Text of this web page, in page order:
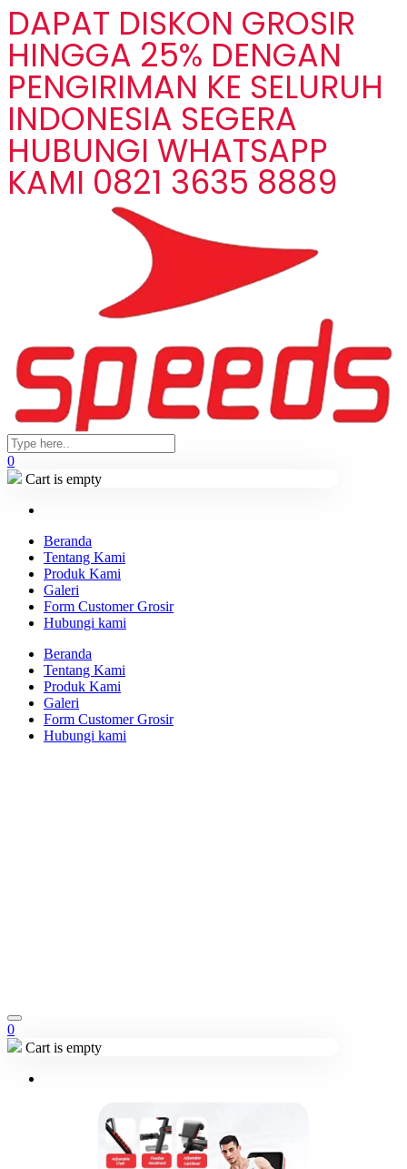
DAPAT DISKON GROSIR
HINGGA 25% DENGAN
PENGIRIMAN KE SELURUH
INDONESIA SEGERA
HUBUNGI WHATSAPP
KAMI 0821 3635 8889
0
Cart is empty
Beranda
Tentang Kami
Produk Kami
Galeri
Form Customer Grosir
Hubungi kami
Beranda
Tentang Kami
Produk Kami
Galeri
Form Customer Grosir
Hubungi kami
0
Cart is empty